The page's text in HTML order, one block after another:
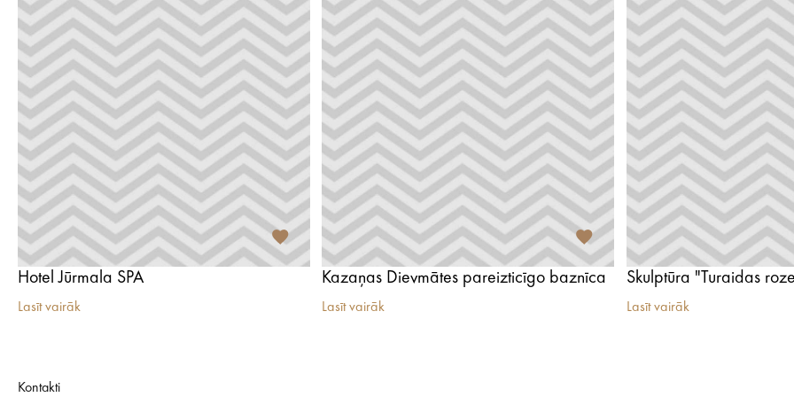
Hotel Jūrmala SPA
Lasīt vairāk
Kazaņas Dievmātes pareizticīgo baznīca
Lasīt vairāk
Skulptūra "Turaidas
Lasīt vairāk
Kontakti